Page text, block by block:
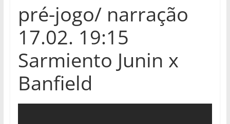
pré-jogo/ narração
17.02. 19:15
Sarmiento Junin x
Banfield